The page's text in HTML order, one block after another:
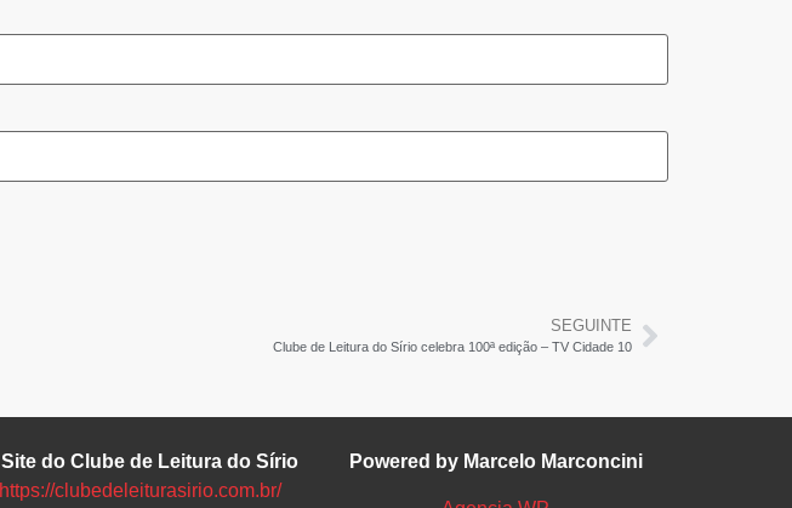
SEGUINTE
Clube de Leitura do Sírio celebra 100ª edição – TV Cidade 10
Site do Clube de Leitura do Sírio
https://clubedeleiturasirio.com.br/
Powered by Marcelo Marconcini